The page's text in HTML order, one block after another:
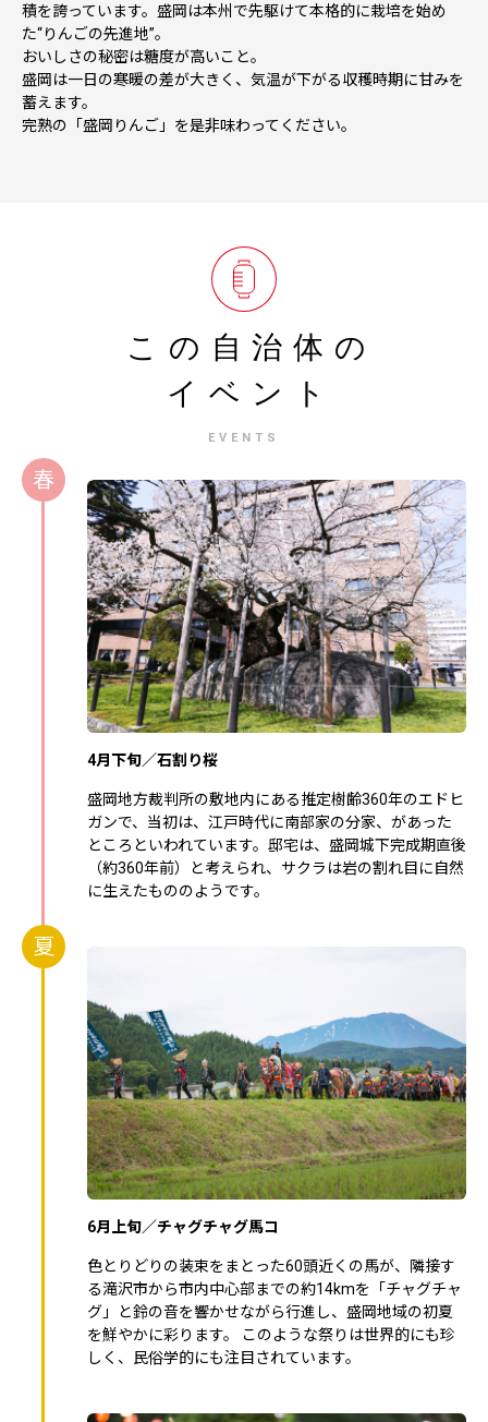
積を誇っています。盛岡は本州で先駆けて本格的に栽培を始め
た“りんごの先進地”。
おいしさの秘密は糖度が高いこと。
盛岡は一日の寒暖の差が大きく、気温が下がる収穫時期に甘みを
蓄えます。
完熟の「盛岡りんご」を是非味わってください。
この自治体の
イベント
EVENTS
春
4月下旬／石割り桜
盛岡地方裁判所の敷地内にある推定樹齢360年のエドヒ
ガンで、当初は、江戸時代に南部家の分家、があった
ところといわれています。邸宅は、盛岡城下完成期直後
（約360年前）と考えられ、サクラは岩の割れ目に自然
に生えたもののようです。
夏
6月上旬／チャグチャグ馬コ
色とりどりの装束をまとった60頭近くの馬が、隣接す
る滝沢市から市内中心部までの約14kmを「チャグチャ
グ」と鈴の音を響かせながら行進し、盛岡地域の初夏
を鮮やかに彩ります。 このような祭りは世界的にも珍
しく、民俗学的にも注目されています。